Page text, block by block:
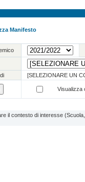
Manifesto
[SELEZIONARE UN
Visualizza
il contesto di interesse